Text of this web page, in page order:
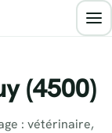
(4500)
: vétérinaire,